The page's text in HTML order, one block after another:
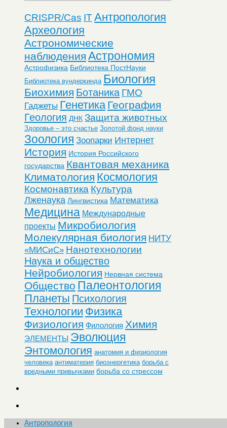
CRISPR/Cas ITАнтропология
Археология
Астрономические
наблюдения Астрономия
Астрофизика Библиотека ПостНауки
Библиотека вундеркинда Биология
Биохимия Ботаника ГМО
Гаджеты Генетика География
Геология ДНК Защита животных
Здоровье – это счастье Золотой фонд науки
Зоология Зоопарки Интернет
История История Российского
государства Квантовая механика
Климатология Космология
Космонавтика Культура
Лженаука Лингвистика Математика
Медицина Международные
проекты Микробиология
Молекулярная биология НИТУ
«МИСиС» Нанотехнологии
Наука и общество
Нейробиология Нервная система
Общество Палеонтология
Планеты Психология
Технологии Физика
Физиология Филология Химия
ЭЛЕМЕНТЫ Эволюция
Энтомология анатомия и физиология
человека антиматерия биоэнергетика борьба с
вредными привычками борьба со стрессом
Антропология